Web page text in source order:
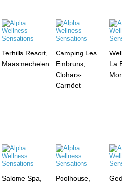
Terhills Resort,
Maasmechelen
Camping Les
Embruns,
Clohars-
Carnöet
La
Salome Spa,
Poolhouse,